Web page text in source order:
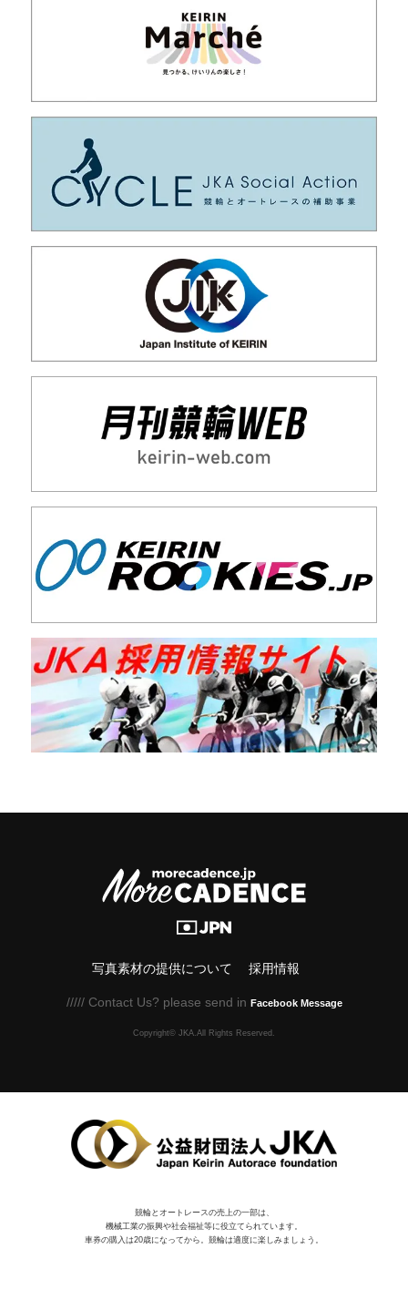
写真素材の提供について 採用情報
///// Contact Us? please send in Facebook Message
Copyright© JKA.All Rights Reserved.
競輪とオートレースの売上の一部は、
機械⼯業の振興や社会福祉等に役⽴てられています。
車券の購入は20歳になってから。競輪は適度に楽しみましょう。